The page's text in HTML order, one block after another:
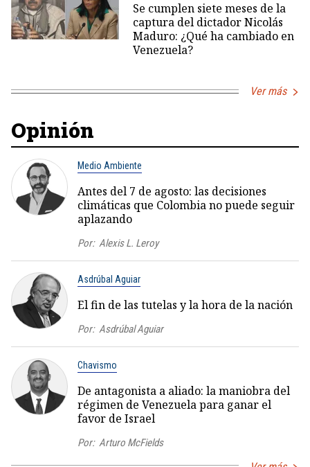
Se cumplen siete meses de la
captura del dictador Nicolás
Maduro: ¿Qué ha cambiado en
Venezuela?
Ver más
Opinión
Medio Ambiente
Antes del 7 de agosto: las decisiones
climáticas que Colombia no puede seguir
aplazando
Por: Alexis L. Leroy
Asdrúbal Aguiar
El fin de las tutelas y la hora de la nación
Por: Asdrúbal Aguiar
Chavismo
De antagonista a aliado: la maniobra del
régimen de Venezuela para ganar el
favor de Israel
Por: Arturo McFields